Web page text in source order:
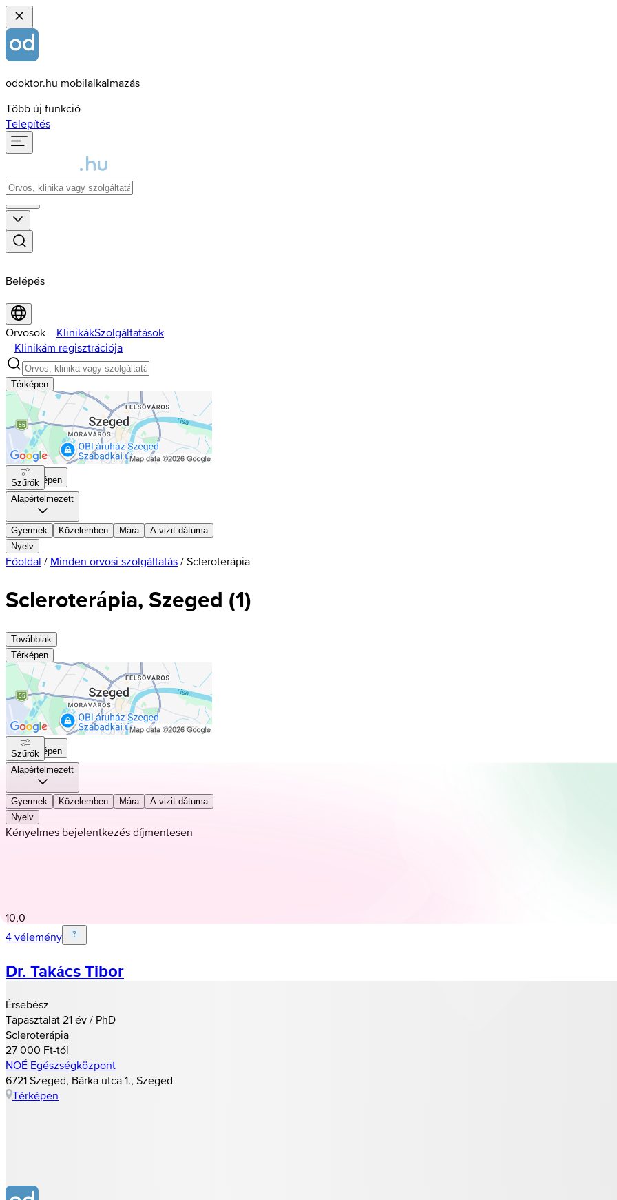
odoktor.hu mobilalkalmazás
Több új funkció
Telepítés
Belépés
Orvosok KlinikákSzolgáltatások
Klinikám regisztrációja
Térképen
Térképen
Szűrők
Alapértelmezett
Gyermek Közelemben Mára
A vizit dátuma
Nyelv
Főoldal / Minden orvosi szolgáltatás / Scleroterápia
Scleroterápia, Szeged (1)
Továbbiak
Térképen
Térképen
Szűrők
Alapértelmezett
Gyermek Közelemben Mára
A vizit dátuma
Nyelv
Kényelmes bejelentkezés díjmentesen
10,0
4 vélemény
Dr. Takács Tibor
Érsebész
Tapasztalat 21 év / PhD
Scleroterápia
27 000 Ft-tól
NOÉ Egészségközpont
6721 Szeged, Bárka utca 1., Szeged
Térképen